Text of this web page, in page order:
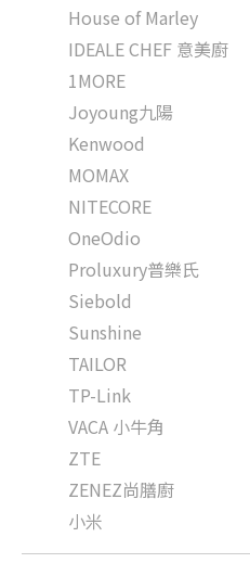
House of Marley
IDEALE CHEF 意美廚
1MORE
Joyoung九陽
Kenwood
MOMAX
NITECORE
OneOdio
Proluxury普樂氏
Siebold
Sunshine
TAILOR
TP-Link
VACA 小牛角
ZTE
ZENEZ尚膳廚
小米